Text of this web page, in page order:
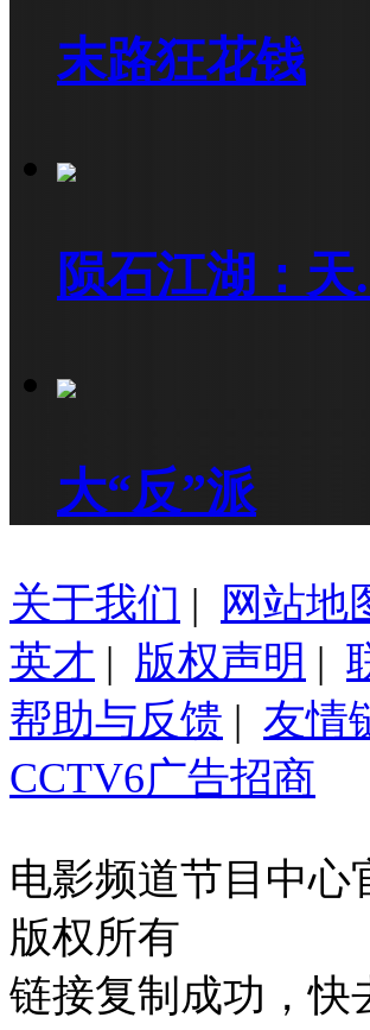
末路狂花钱
陨石江湖：天
大“反”派
关于我们 | 网站地
英才 | 版权声明 |
帮助与反馈 | 友情
CCTV6广告招商
电影频道节目中心
版权所有
链接复制成功，快